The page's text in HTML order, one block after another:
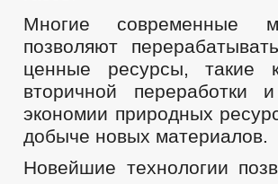
Многие современные
позволяют
ценные ресурсы, такие
вторичной переработки
экономии природных
добыче новых материалов.
Новейшие технологии